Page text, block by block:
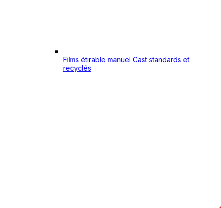
Films étirable manuel Cast standards et
recyclés